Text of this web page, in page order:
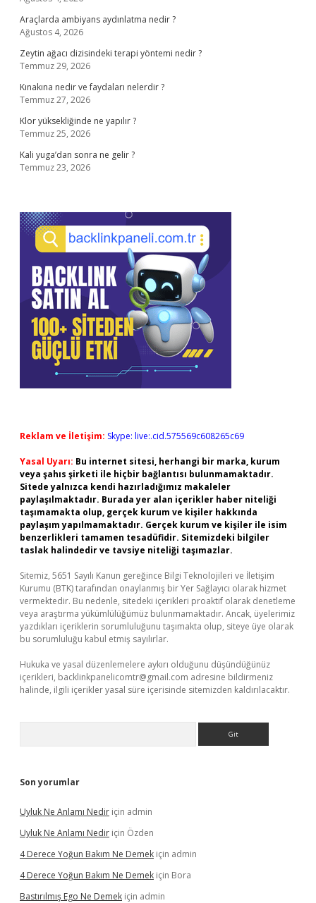
Araçlarda ambiyans aydınlatma nedir ?
Ağustos 4, 2026
Zeytin ağacı dizisindeki terapi yöntemi nedir ?
Temmuz 29, 2026
Kınakına nedir ve faydaları nelerdir ?
Temmuz 27, 2026
Klor yüksekliğinde ne yapılır ?
Temmuz 25, 2026
Kali yuga’dan sonra ne gelir ?
Temmuz 23, 2026
Reklam ve İletişim: Skype: live:.cid.575569c608265c69
Yasal Uyarı: Bu internet sitesi, herhangi bir marka, kurum
veya şahıs şirketi ile hiçbir bağlantısı bulunmamaktadır.
Sitede yalnızca kendi hazırladığımız makaleler
paylaşılmaktadır. Burada yer alan içerikler haber niteliği
taşımamakta olup, gerçek kurum ve kişiler hakkında
paylaşım yapılmamaktadır. Gerçek kurum ve kişiler ile isim
benzerlikleri tamamen tesadüfidir. Sitemizdeki bilgiler
taslak halindedir ve tavsiye niteliği taşımazlar.
Sitemiz, 5651 Sayılı Kanun gereğince Bilgi Teknolojileri ve İletişim
Kurumu (BTK) tarafından onaylanmış bir Yer Sağlayıcı olarak hizmet
vermektedir. Bu nedenle, sitedeki içerikleri proaktif olarak denetleme
veya araştırma yükümlülüğümüz bulunmamaktadır. Ancak, üyelerimiz
yazdıkları içeriklerin sorumluluğunu taşımakta olup, siteye üye olarak
bu sorumluluğu kabul etmiş sayılırlar.
Hukuka ve yasal düzenlemelere aykırı olduğunu düşündüğünüz
içerikleri, backlinkpanelicomtr@gmail.com adresine bildirmeniz
halinde, ilgili içerikler yasal süre içerisinde sitemizden kaldırılacaktır.
Son yorumlar
Uyluk Ne Anlamı Nedir için admin
Uyluk Ne Anlamı Nedir için Özden
4 Derece Yoğun Bakım Ne Demek için admin
4 Derece Yoğun Bakım Ne Demek için Bora
Bastırılmış Ego Ne Demek için admin